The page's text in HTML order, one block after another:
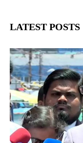
LATEST POSTS